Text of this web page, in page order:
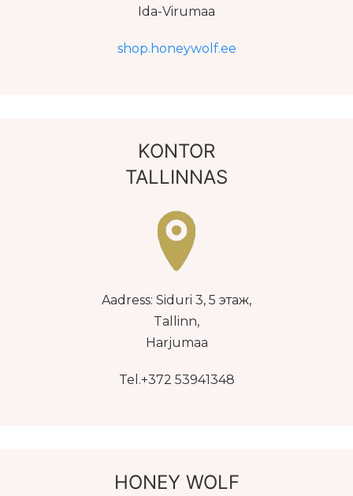
Ida-Virumaa
shop.honeywolf.ee
KONTOR
TALLINNAS
Aadress: Siduri 3, 5 этаж,
Tallinn,
Harjumaa
Tel.+372 53941348
HONEY WOLF